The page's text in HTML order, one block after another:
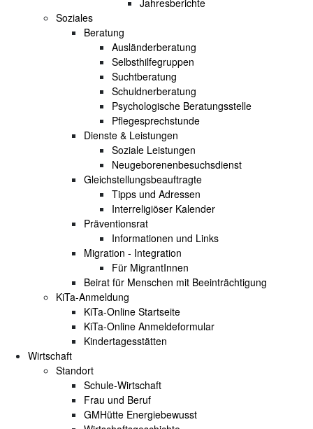
Jahresberichte
Soziales
Beratung
Ausländerberatung
Selbsthilfegruppen
Suchtberatung
Schuldnerberatung
Psychologische Beratungsstelle
Pflegesprechstunde
Dienste & Leistungen
Soziale Leistungen
Neugeborenenbesuchsdienst
Gleichstellungsbeauftragte
Tipps und Adressen
Interreligiöser Kalender
Präventionsrat
Informationen und Links
Migration - Integration
Für MigrantInnen
Beirat für Menschen mit Beeinträchtigung
KiTa-Anmeldung
KiTa-Online Startseite
KiTa-Online Anmeldeformular
Kindertagesstätten
Wirtschaft
Standort
Schule-Wirtschaft
Frau und Beruf
GMHütte Energiebewusst